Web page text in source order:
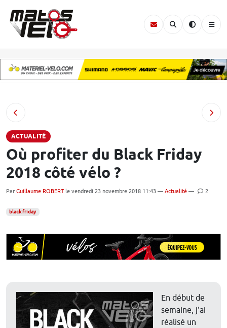
ACTUALITÉ
Où profiter du Black Friday
2018 côté vélo ?
Par Guillaume ROBERT le vendredi 23 novembre 2018 11:43 — Actualité — 2
black friday
En début de
semaine, j'ai
réalisé un